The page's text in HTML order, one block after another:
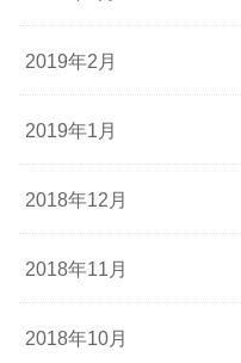
2019年2月
2019年1月
2018年12月
2018年11月
2018年10月